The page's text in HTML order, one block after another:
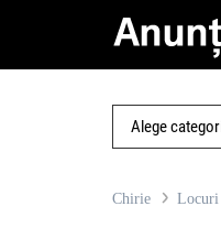
Chirie Locuri